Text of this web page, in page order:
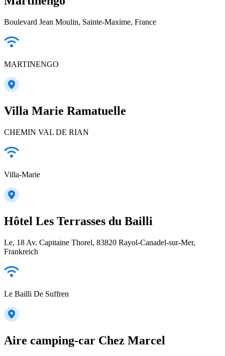
Boulevard Jean Moulin, Sainte-Maxime, France
MARTINENGO
Villa Marie Ramatuelle
CHEMIN VAL DE RIAN
Villa-Marie
Hôtel Les Terrasses du Bailli
Le, 18 Av. Capitaine Thorel, 83820 Rayol-Canadel-sur-Mer,
Frankreich
Le Bailli De Suffren
Aire camping-car Chez Marcel